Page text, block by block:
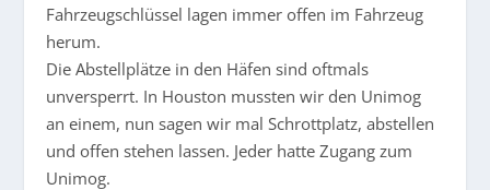
Fahrzeugschlüssel lagen immer offen im Fahrzeug
herum.
Die Abstellplätze in den Häfen sind oftmals
unversperrt. In Houston mussten wir den Unimog
an einem, nun sagen wir mal Schrottplatz, abstellen
und offen stehen lassen. Jeder hatte Zugang zum
Unimog.